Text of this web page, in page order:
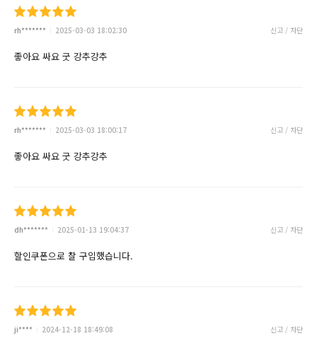
rh******* 2025-03-03 18:02:30 신고 / 차단
좋아요 싸요 굿 강추강추
rh******* 2025-03-03 18:00:17 신고 / 차단
좋아요 싸요 굿 강추강추
dh******* 2025-01-13 19:04:37 신고 / 차단
할인쿠폰으로 찰 구입했습니다.
ji**** 2024-12-18 18:49:08 신고 / 차단